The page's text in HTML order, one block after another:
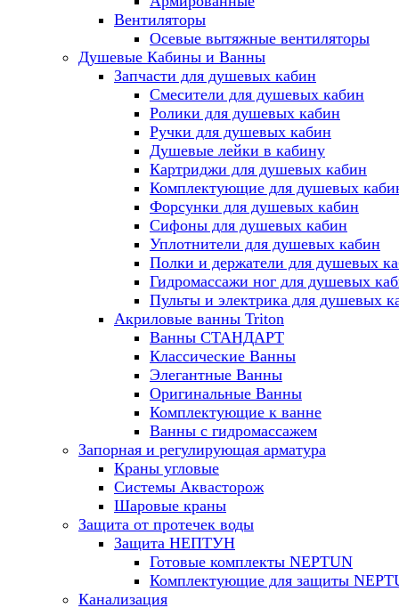
Вентиляторы
Осевые вытяжные вентиляторы
Душевые Кабины и Ванны
Запчасти для душевых кабин
Смесители для душевых кабин
Ролики для душевых кабин
Ручки для душевых кабин
Душевые лейки в кабину
Картриджи для душевых кабин
Комплектующие для душевых
Форсунки для душевых кабин
Сифоны для душевых кабин
Уплотнители для душевых кабин
Полки и держатели для душевых
Гидромассажи ног для душевых
Пульты и электрика для душевых
Акриловые ванны Triton
Ванны СТАНДАРТ
Классические Ванны
Элегантные Ванны
Оригинальные Ванны
Комплектующие к ванне
Ванны с гидромассажем
Запорная и регулирующая арматура
Краны угловые
Системы Аквасторож
Шаровые краны
Защита от протечек воды
Защита НЕПТУН
Готовые комплекты NEPTUN
Комплектующие для защиты
Канализация